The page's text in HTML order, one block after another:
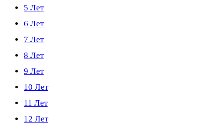
5 Лет
6 Лет
7 Лет
8 Лет
9 Лет
10 Лет
11 Лет
12 Лет